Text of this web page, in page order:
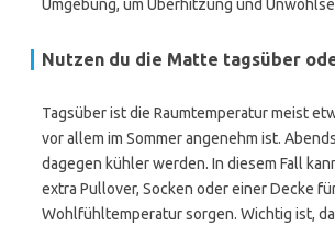
Umgebung, um Überhitzung und
Nutzen du die Matte tagsüber
Tagsüber ist die Raumtemperatur meist
vor allem im Sommer angenehm ist.
dagegen kühler werden. In diesem Fall
extra Pullover, Socken oder einer Decke
Wohlfühltemperatur sorgen. Wichtig ist,